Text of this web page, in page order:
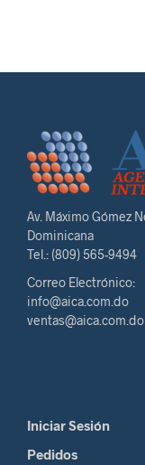
Av. Máximo Gómez
Dominicana
Tel.: (809) 565-9494
Correo Electrónico:
info@aica.com.do
ventas@aica.com.do
Iniciar Sesión
Pedidos